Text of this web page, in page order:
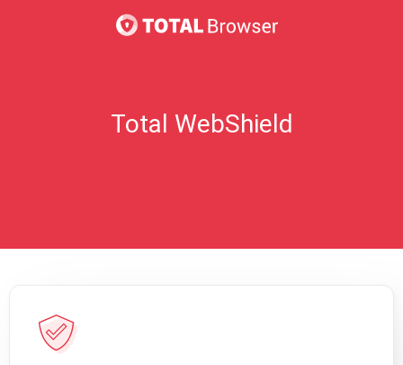
Total WebShield